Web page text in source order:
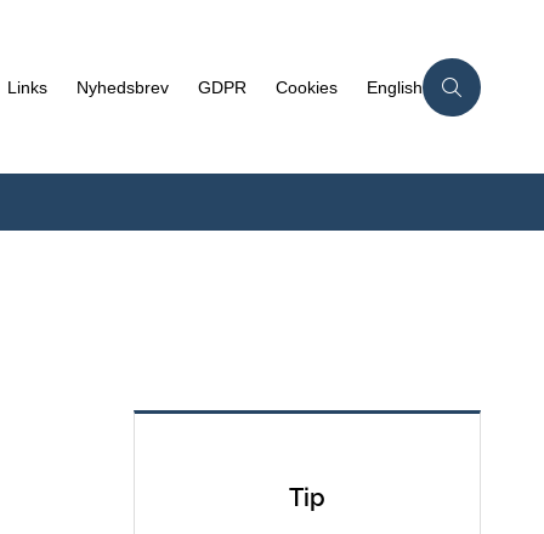
Links Nyhedsbrev GDPR Cookies English
Tip